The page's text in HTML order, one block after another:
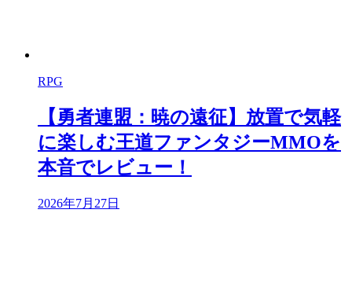
RPG
【勇者連盟：暁の遠征】放置で気軽
に楽しむ王道ファンタジーMMOを
本音でレビュー！
2026年7月27日